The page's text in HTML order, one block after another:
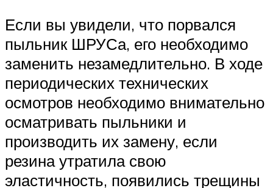
Если вы увидели, что порвался
пыльник ШРУСа, его необходимо
заменить незамедлительно. В ходе
периодических технических
осмотров необходимо внимательно
осматривать пыльники и
производить их замену, если
резина утратила свою
эластичность, появились трещины